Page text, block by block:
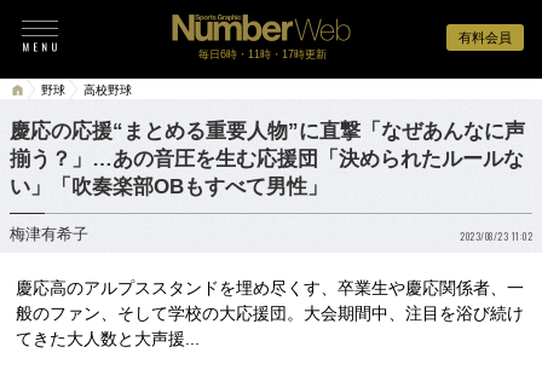
有料会員
毎日6時・11時・17時更新
野球 高校野球
慶応の応援“まとめる重要人物”に直撃「なぜあんなに声
揃う？」…あの音圧を生む応援団「決められたルールな
い」「吹奏楽部OBもすべて男性」
梅津有希子 2023/08/23 11:02
慶応高のアルプススタンドを埋め尽くす、卒業生や慶応関係者、一
般のファン、そして学校の大応援団。大会期間中、注目を浴び続け
てきた大人数と大声援...